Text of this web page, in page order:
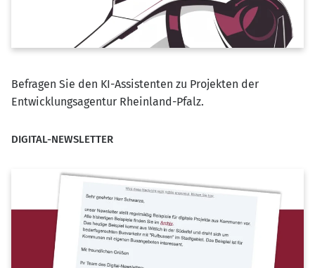
Befragen Sie den KI-Assistenten zu Projekten der
Entwicklungsagentur Rheinland-Pfalz.
DIGITAL-NEWSLETTER